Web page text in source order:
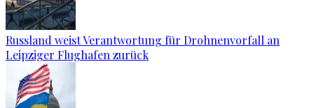
Russland weist Verantwortung für Drohnenvorfall an
Leipziger Flughafen zurück